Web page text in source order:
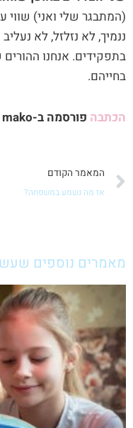
(המתבגר שלי ואני) שווי
ננמיך, לא נזלזל, לא
בתפקידים. אנחנו
בחייהם.
הכתבה פורסמה ב-mako הורים 27.9.2018
קודם
המאמר הקודם
אז מה נשמע במשפחה?
מאמרים נוספים